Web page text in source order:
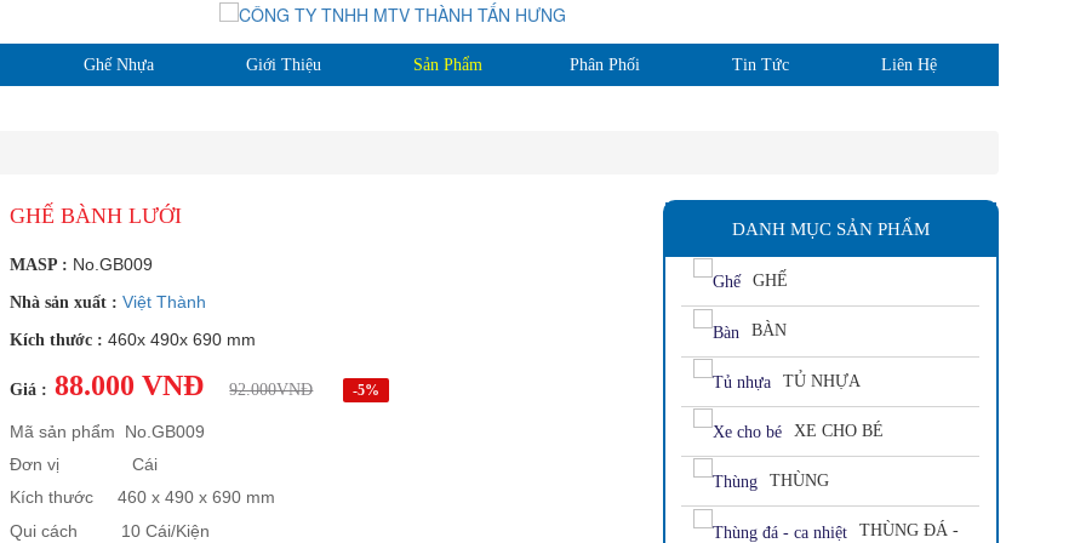
0944.185.581
Ghế Nhựa Giới Thiệu Sản Phẩm Phân Phối Tin Tức Liên Hệ
GHẾ BÀNH LƯỚI
MASP : No.GB009
Nhà sản xuất : Việt Thành
Kích thước : 460x 490x 690 mm
Giá : 88.000 VNĐ 92.000VNĐ -5%
Mã sản phẩm No.GB009
Đơn vị Cái
Kích thước 460 x 490 x 690 mm
Qui cách 10 Cái/Kiện
DANH MỤC SẢN PHẨM
GHẾ
BÀN
TỦ NHỰA
XE CHO BÉ
THÙNG
THÙNG ĐÁ -